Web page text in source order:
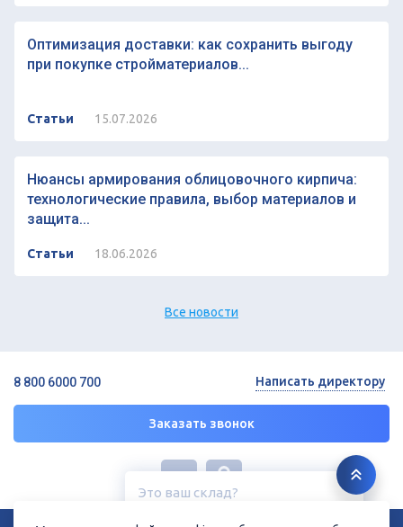
Это ваш склад?
Оптимизация доставки: как сохранить выгоду
при покупке стройматериалов...
Статьи 15.07.2026
Нюансы армирования облицовочного кирпича:
технологические правила, выбор материалов и
защита...
Статьи 18.06.2026
Все новости
8 800 6000 700
Заказать звонок
Написать директору